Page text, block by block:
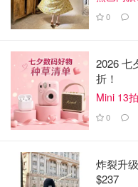
图片来自于@Pille R. Priske
关于方向
0
2026 七
折！
Mini 13
0
炸裂升
$237